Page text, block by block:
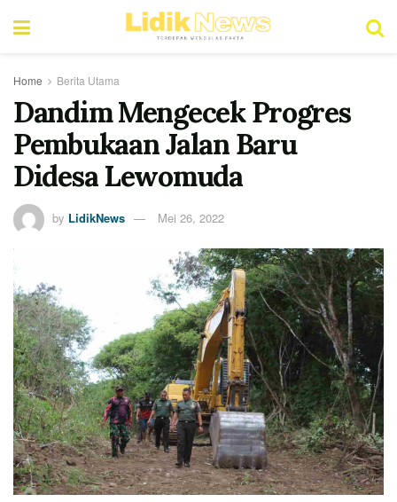
Home Berita Utama
Dandim Mengecek Progres
Pembukaan Jalan Baru
Didesa Lewomuda
by LidikNews Mei 26, 2022